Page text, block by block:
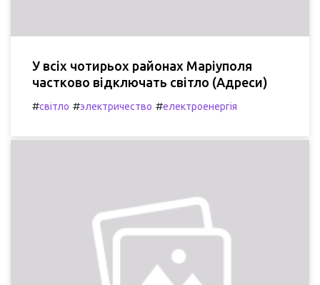
У всіх чотирьох районах Маріуполя
частково відключать світло (Адреси)
#світло #электричество #електроенергія